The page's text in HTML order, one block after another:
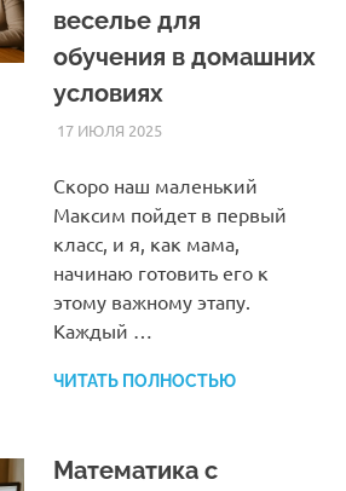
веселье для
обучения в домашних
условиях
17 ИЮЛЯ 2025HOMELESSONS
СТАТЬИ
Скоро наш маленький
Максим пойдет в первый
класс, и я, как мама,
начинаю готовить его к
этому важному этапу.
Каждый …
ЧИТАТЬ ПОЛНОСТЬЮ
Математика с